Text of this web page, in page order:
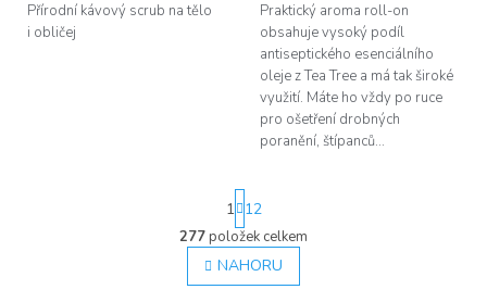
Přírodní kávový scrub na tělo
i obličej
Praktický aroma roll-on
obsahuje vysoký podíl
antiseptického esenciálního
oleje z Tea Tree a má tak široké
využití. Máte ho vždy po ruce
pro ošetření drobných
poranění, štípanců...
O
v
l
t
r
á
n
k
1 12
277 položek celkem
NAHORU